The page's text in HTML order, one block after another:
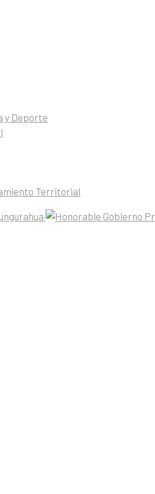
y Deporte
Territorial